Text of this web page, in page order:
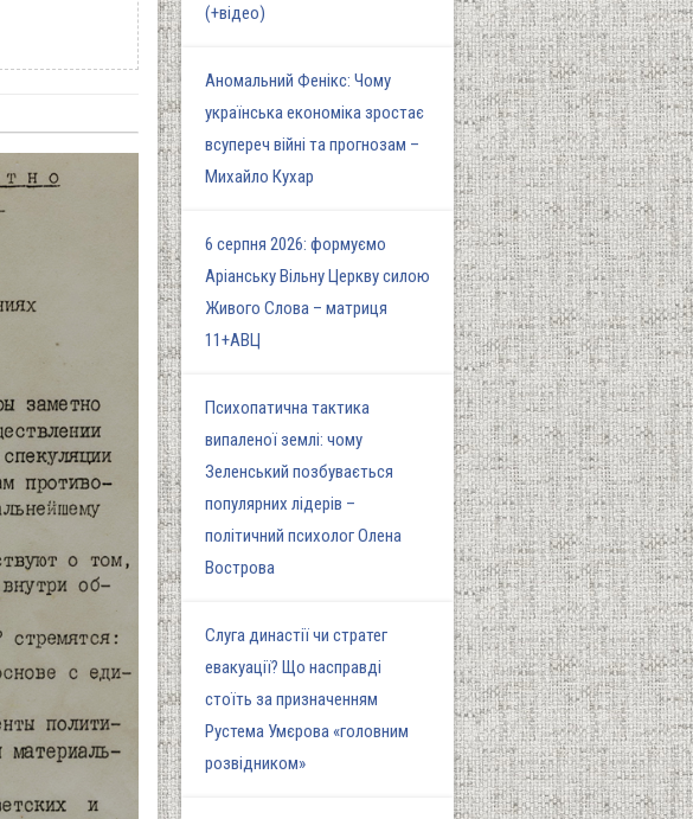
(+відео)
Аномальний Фенікс: Чому
українська економіка зростає
всупереч війні та прогнозам –
Михайло Кухар
6 серпня 2026: формуємо
Аріанську Вільну Церкву силою
Живого Слова – матриця
11+АВЦ
Психопатична тактика
випаленої землі: чому
Зеленський позбувається
популярних лідерів –
політичний психолог Олена
Вострова
Слуга династії чи стратег
евакуації? Що насправді
стоїть за призначенням
Рустема Умєрова «головним
розвідником»